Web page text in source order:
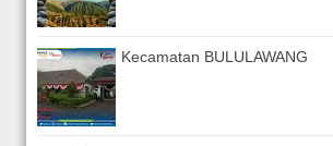
Kecamatan BULULAWANG